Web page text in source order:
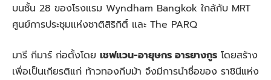
บนชั้น 28 ของโรงแรม Wyndham Bangkok ใกล้กับ MRT
ศูนย์การประชุมแห่งชาติสิริกิติ์ และ The PARQ
มารี กีมาร์ ก่อตั้งโดย เชฟแวน-อายุษกร อารยางกูร โดยสร้าง
เพื่อเป็นเกียรติแก่ ท้าวทองกีบม้า จึงมีการนำชื่อของ ราชินีแห่ง